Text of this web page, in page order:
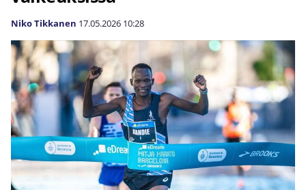
Niko Tikkanen 17.05.2026 10:28